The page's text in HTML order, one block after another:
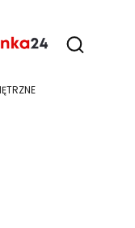
Otwórz